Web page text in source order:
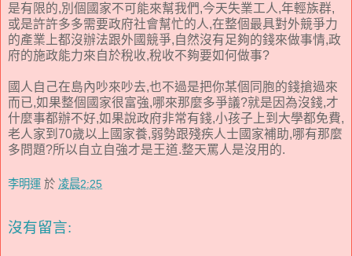
是有限的,別個國家不可能來幫我們,今天失業工人,年輕族群,
或是許許多多需要政府社會幫忙的人,在整個最具對外競爭力
的產業上都沒辦法跟外國競爭,自然沒有足夠的錢來做事情,政
府的施政能力來自於稅收,稅收不夠要如何做事?
國人自己在島內吵來吵去,也不過是把你某個同胞的錢搶過來
而已,如果整個國家很富強,哪來那麼多爭議?就是因為沒錢,才
什麼事都辦不好,如果說政府非常有錢,小孩子上到大學都免費,
老人家到70歲以上國家養,弱勢跟殘疾人士國家補助,哪有那麼
多問題?所以自立自強才是王道.整天罵人是沒用的.
李明運 於 凌晨2:25
沒有留言: